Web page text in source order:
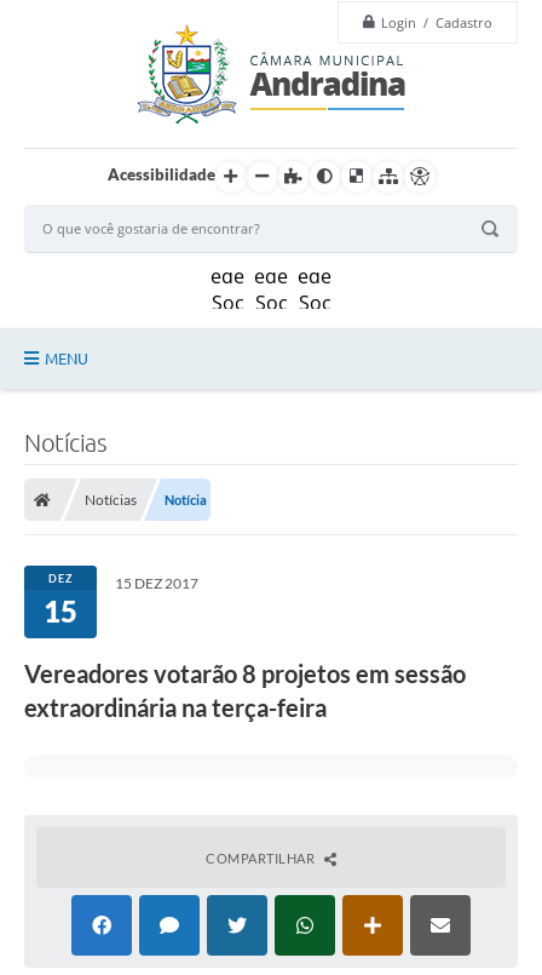
Login / Cadastro
Acessibilidade
MENU
Câmara
Editais
Notícias
Vereadores
Galeria de Presidentes
Notícias
Notícias Notícia
DEZ
15
15 DEZ 2017
Vereadores votarão 8 projetos em sessão
extraordinária na terça-feira
COMPARTILHAR